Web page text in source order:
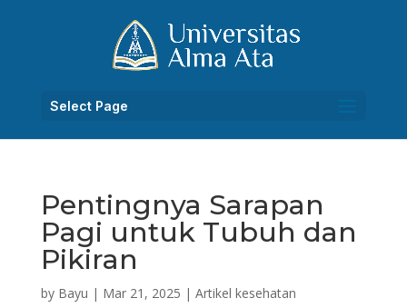
Select Page
Pentingnya Sarapan
Pagi untuk Tubuh dan
Pikiran
by Bayu | Mar 21, 2025 | Artikel kesehatan